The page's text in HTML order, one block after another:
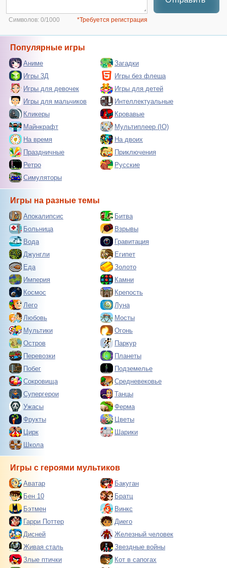
Символов: 0/1000 *Требуется регистрация
Популярные игры
Аниме
Загадки
Игры 3Д
Игры без флеша
Игры для девочек
Игры для детей
Игры для мальчиков
Интеллектуальные
Кликеры
Кровавые
Майнкрафт
Мультиплеер (IO)
На время
На двоих
Праздничные
Приключения
Ретро
Русские
Симуляторы
Игры на разные темы
Апокалипсис
Битва
Больница
Взрывы
Вода
Гравитация
Джунгли
Египет
Еда
Золото
Империя
Камни
Космос
Крепость
Лего
Луна
Любовь
Мосты
Мультики
Огонь
Остров
Паркур
Перевозки
Планеты
Побег
Подземелье
Сокровища
Средневековье
Супергерои
Танцы
Ужасы
Ферма
Фрукты
Цветы
Цирк
Шарики
Школа
Игры с героями мультиков
Аватар
Бакуган
Бен 10
Братц
Бэтмен
Винкс
Гарри Поттер
Диего
Дисней
Железный человек
Живая сталь
Звездные войны
Злые птички
Кот в сапогах